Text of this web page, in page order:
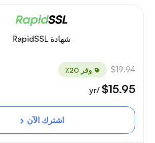
شهادة RapidSSL
$19.94 وفر 20٪
$15.95
/yr
اشترك الآن